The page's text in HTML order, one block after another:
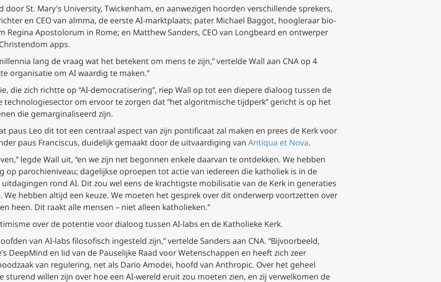
St. Mary’s University, Twickenham, en aanwezigen hoorden verschillende sprekers,
en CEO van almma, de eerste AI-marktplaats; pater Michael Baggot, hoogleraar bio-
Regina Apostolorum in Rome; en Matthew Sanders, CEO van Longbeard en ontwerper
apps.
lang de vraag wat het betekent om mens te zijn,” vertelde Wall aan CNA op 4
organisatie om AI waardig te maken.”
die zich richtte op “AI-democratisering”, riep Wall op tot een diepere dialoog tussen de
technologiesector om ervoor te zorgen dat “het algoritmische tijdperk” gericht is op het
die gemarginaliseerd zijn.
paus Leo dit tot een centraal aspect van zijn pontificaat zal maken en prees de Kerk voor
paus Franciscus, duidelijk gemaakt door de uitvaardiging van Antiqua et Nova.
legde Wall uit, “en we zijn net begonnen enkele daarvan te ontdekken. We hebben
op parochieniveau; dagelijkse oproepen tot actie van iedereen die katholiek is in de
rond AI. Dit zou wel eens de krachtigste mobilisatie van de Kerk in generaties
We hebben altijd een keuze. We moeten het gesprek over dit onderwerp voortzetten over
heen. Dit raakt alle mensen – niet alleen katholieken.”
over de potentie voor dialoog tussen AI-labs en de Katholieke Kerk.
van AI-labs filosofisch ingesteld zijn,” vertelde Sanders aan CNA. “Bijvoorbeeld,
DeepMind en lid van de Pauselijke Raad voor Wetenschappen en heeft zich zeer
van regulering, net als Dario Amodei, hoofd van Anthropic. Over het geheel
sturend willen zijn over hoe een AI-wereld eruit zou moeten zien, en zij verwelkomen de